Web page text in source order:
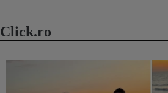
Click.ro